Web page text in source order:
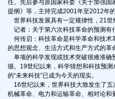
任。先后参与原国家科委《关于加强
提纲》等，主持完成2001年至2012年
世界科技发展具有一定规律性，21世
记者：关于第六次科技革命的预测有
何传启：科技革命是科学革命和技术
的思想观念、生活方式和生产方式的革
单项的科学发现或技术突破很难准确
循。19世纪以来，科学猜想和科技预
的“未来科技”已成为今天的现实。
16世纪以来，世界科技大致发生了五
机械革命、电力和运输革命、相对论和